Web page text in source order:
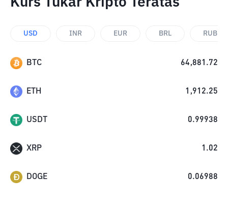
USD INR EUR BRL RUB
BTC 64,881.72
ETH 1,912.25
USDT 0.99938
XRP 1.02
DOGE 0.06988